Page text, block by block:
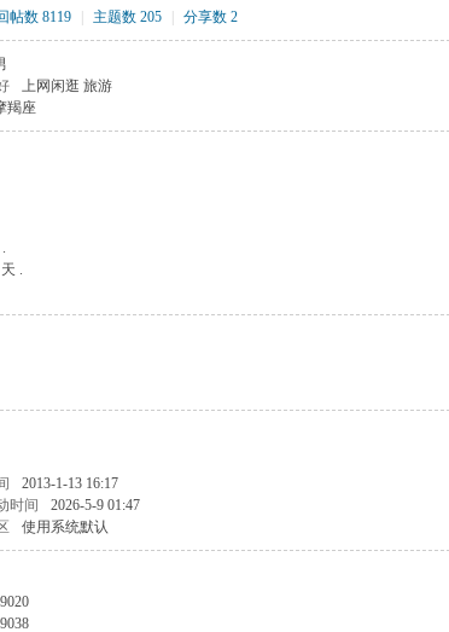
帖数 8119 主题数 205 分享数 2
上网闲逛 旅游
羯座
.
天 .
2013-1-13 16:17
时间
2026-5-9 01:47
使用系统默认